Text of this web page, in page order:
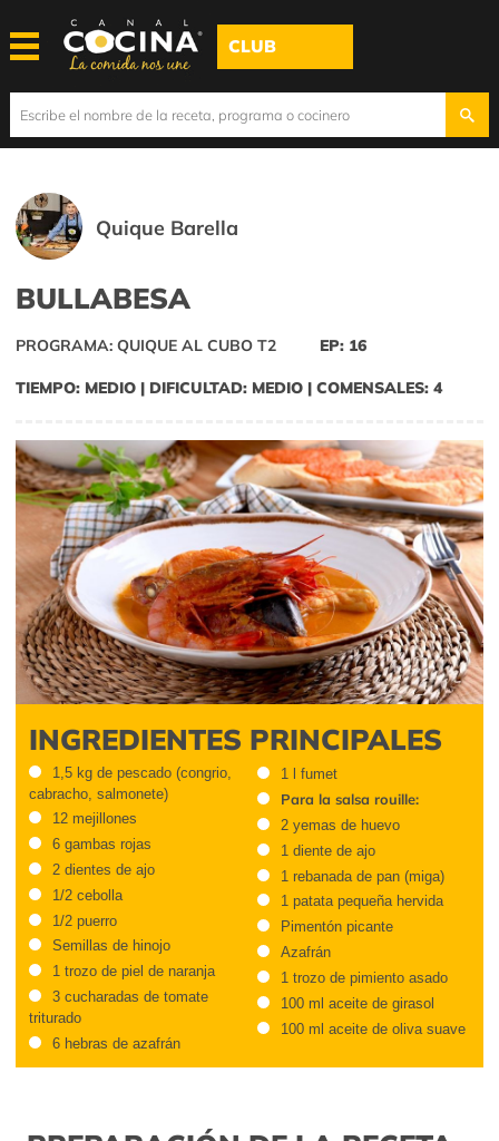
CLUB
Quique Barella
BULLABESA
PROGRAMA: QUIQUE AL CUBO T2 EP: 16
TIEMPO: MEDIO | DIFICULTAD: MEDIO | COMENSALES: 4
INGREDIENTES PRINCIPALES
1,5 kg de pescado (congrio,
cabracho, salmonete)
12 mejillones
6 gambas rojas
2 dientes de ajo
1/2 cebolla
1/2 puerro
Semillas de hinojo
1 trozo de piel de naranja
3 cucharadas de tomate
triturado
6 hebras de azafrán
1 l fumet
Para la salsa rouille:
2 yemas de huevo
1 diente de ajo
1 rebanada de pan (miga)
1 patata pequeña hervida
Pimentón picante
Azafrán
1 trozo de pimiento asado
100 ml aceite de girasol
100 ml aceite de oliva suave